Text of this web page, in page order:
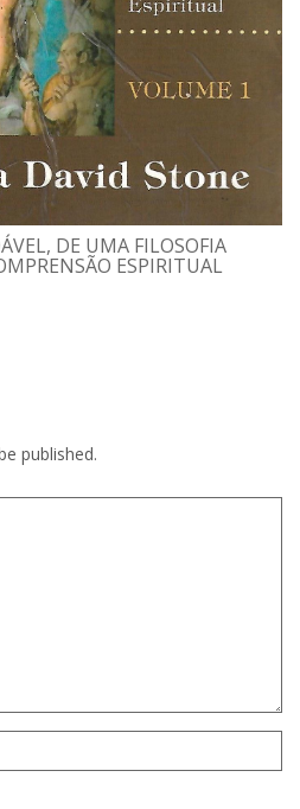
DE UMA FILOSOFIA
ESPIRITUAL
published.